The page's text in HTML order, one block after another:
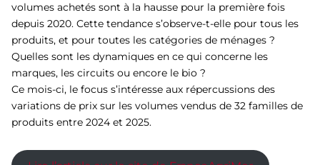
volumes achetés sont à la hausse pour la première fois
depuis 2020. Cette tendance s’observe-t-elle pour tous les
produits, et pour toutes les catégories de ménages ?
Quelles sont les dynamiques en ce qui concerne les
marques, les circuits ou encore le bio ?
Ce mois-ci, le focus s’intéresse aux répercussions des
variations de prix sur les volumes vendus de 32 familles de
produits entre 2024 et 2025.